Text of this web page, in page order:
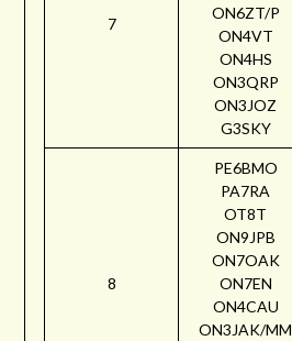
7
ON6ZT/P
ON4VT
ON4HS
ON3QRP
ON3JOZ
G3SKY
8
PE6BMO
PA7RA
OT8T
ON9JPB
ON7OAK
ON7EN
ON4CAU
ON3JAK/MM